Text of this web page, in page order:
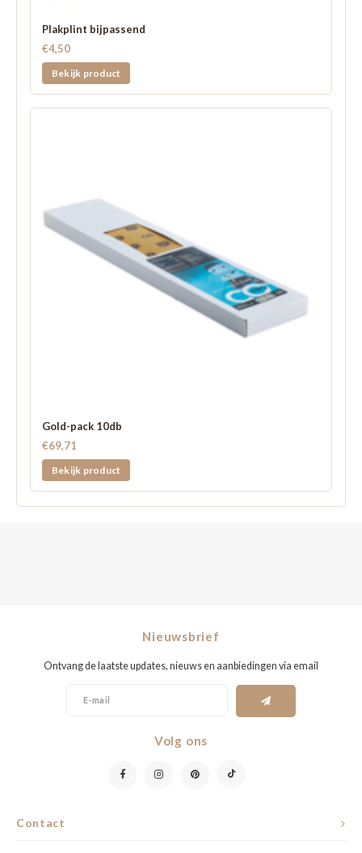
Plakplint bijpassend
€4,50
Bekijk product
Gold-pack 10db
€69,71
Bekijk product
Contact
Nieuwsbrief
Ontvang de laatste updates, nieuws en aanbiedingen via email
Volg ons